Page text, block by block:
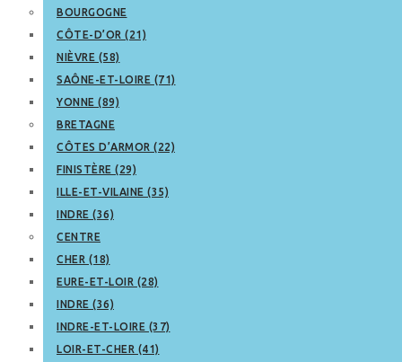
BOURGOGNE
CÔTE-D’OR (21)
NIÈVRE (58)
SAÔNE-ET-LOIRE (71)
YONNE (89)
BRETAGNE
CÔTES D’ARMOR (22)
FINISTÈRE (29)
ILLE-ET-VILAINE (35)
INDRE (36)
CENTRE
CHER (18)
EURE-ET-LOIR (28)
INDRE (36)
INDRE-ET-LOIRE (37)
LOIR-ET-CHER (41)